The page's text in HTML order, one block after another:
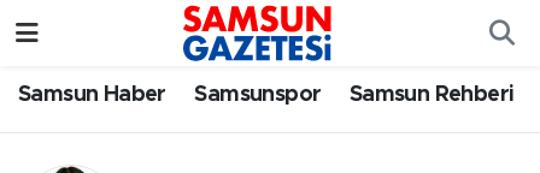
Samsun Haber Samsunspor Samsun Rehberi
Samsun Haber
Samsun Nöbetçi Eczaneler